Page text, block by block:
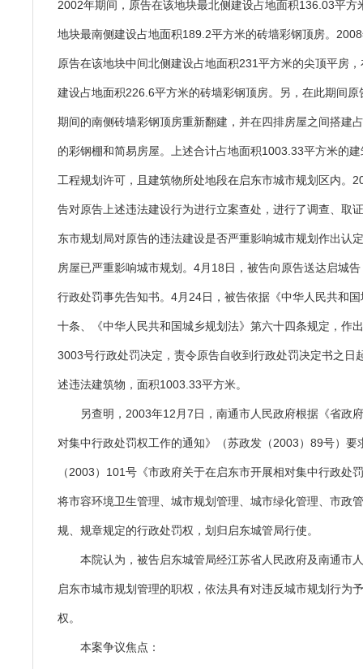
2002年期间，原告在该地块最北侧建设占地面积136.03平方
地块最南侧建设占地面积189.2平方米的砖墙彩钢顶房。
原告在该地块中间北侧建设占地面积231平方米的尖顶平房
建设占地面积226.6平方米的砖墙彩钢顶房。另，在此期间
期间的南侧砖墙彩钢顶房重新翻建，并在四排房屋之间搭建
的彩钢棚和简易房屋。上述合计占地面积1003.33平方米的
工程规划许可，且建筑物所处地段在启东市城市规划区内。
告对原告上述违法建设行为进行立案查处，进行了调查、取
东市规划局对原告的违法建设是否严重影响城市规划作出认
房屋已严重影响城市规划。4月18日，被告向原告送达启城
行政处罚事先告知书。4月24日，被告依据《中华人民共和
十条、《中华人民共和国城乡规划法》第六十四条规定，作
3003号行政处罚决定，责令原告自收到行政处罚决定书之日
述违法建筑物，面积1003.33平方米。
另查明，2003年12月7日，南通市人民政府根据《省政
对集中行政处罚权工作的通知》（苏政发（2003）89号）要
（2003）101号《市政府关于在启东市开展相对集中行政处
将市容环境卫生管理、城市规划管理、城市绿化管理、市政
规、规章规定的行政处罚权，划归启东城管局行使。
本院认为，被告启东城管局经江苏省人民政府及南通市
启东市城市规划管理的职权，依法具有对违反城市规划行为
权。
本案争议焦点：